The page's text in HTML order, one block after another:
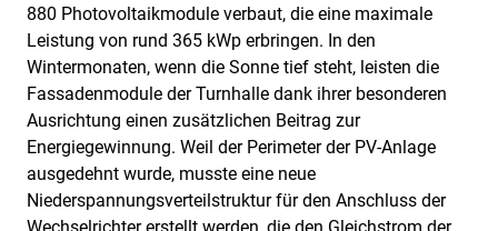
880 Photovoltaikmodule verbaut, die eine maximale
Leistung von rund 365 kWp erbringen. In den
Wintermonaten, wenn die Sonne tief steht, leisten die
Fassadenmodule der Turnhalle dank ihrer besonderen
Ausrichtung einen zusätzlichen Beitrag zur
Energiegewinnung. Weil der Perimeter der PV-Anlage
ausgedehnt wurde, musste eine neue
Niederspannungsverteilstruktur für den Anschluss der